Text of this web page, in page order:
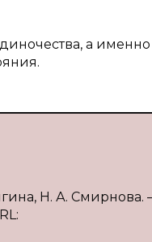
а именно
Н. А. Смирнова.